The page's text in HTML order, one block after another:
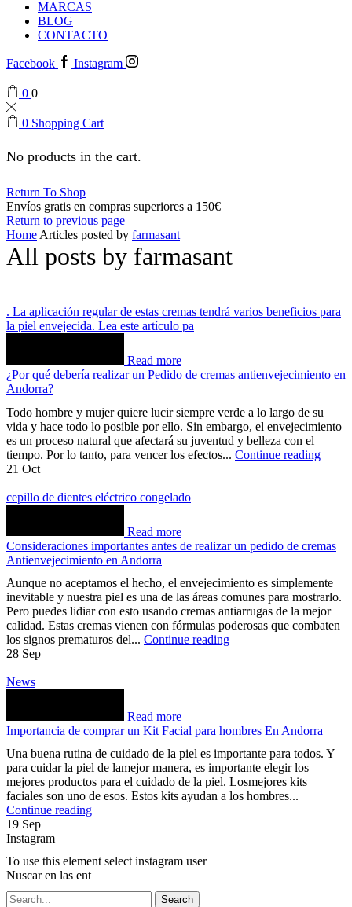
MARCAS
BLOG
CONTACTO
Facebook Instagram
0 0
0 Shopping Cart
No products in the cart.
Return To Shop
Envíos gratis en compras superiores a 150€
Return to previous page
HomeArticles posted by farmasant
All posts by farmasant
. La aplicación regular de estas cremas tendrá varios beneficios para
la piel envejecida. Lea este artículo pa
Read more
¿Por qué debería realizar un Pedido de cremas antienvejecimiento en
Andorra?
Todo hombre y mujer quiere lucir siempre verde a lo largo de su
vida y hace todo lo posible por ello. Sin embargo, el envejecimiento
es un proceso natural que afectará su juventud y belleza con el
tiempo. Por lo tanto, para vencer los efectos... Continue reading
21 Oct
cepillo de dientes eléctrico congelado
Read more
Consideraciones importantes antes de realizar un pedido de cremas
Antienvejecimiento en Andorra
Aunque no aceptamos el hecho, el envejecimiento es simplemente
inevitable y nuestra piel es una de las áreas comunes para mostrarlo.
Pero puedes lidiar con esto usando cremas antiarrugas de la mejor
calidad. Estas cremas vienen con fórmulas poderosas que combaten
los signos prematuros del... Continue reading
28 Sep
News
Read more
Importancia de comprar un Kit Facial para hombres En Andorra
Una buena rutina de cuidado de la piel es importante para todos. Y
para cuidar la piel de lamejor manera, es importante elegir los
mejores productos para el cuidado de la piel. Losmejores kits
faciales son uno de esos. Estos kits ayudan a los hombres...
Continue reading
19 Sep
Instagram
To use this element select instagram user
Nuscar en las ent
Search